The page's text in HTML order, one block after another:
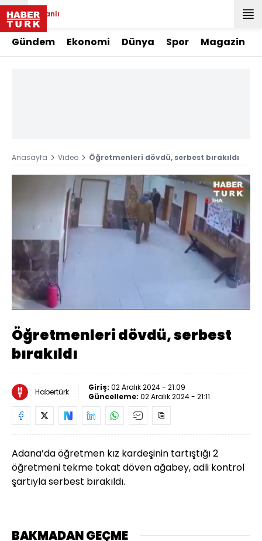
Canlı
Gündem Ekonomi Dünya Spor Magazin
Anasayfa Video Öğretmenleri dövdü, serbest bırakıldı
Sesi
Aç
Yüklendi
28.92%
Hızı
Öğretmenleri dövdü, serbest
bırakıldı
Habertürk Giriş: 02 Aralık 2024 - 21:09
Güncelleme: 02 Aralık 2024 - 21:11
Adana’da öğretmen kız kardeşinin tartıştığı 2
öğretmeni tekme tokat döven ağabey, adli kontrol
şartıyla serbest bırakıldı.
BAKMADAN GEÇME